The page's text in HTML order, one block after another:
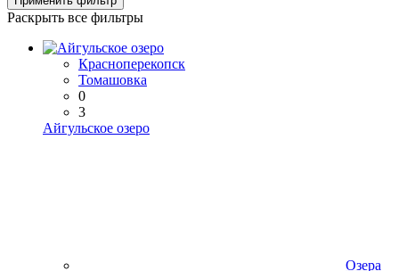
Раскрыть все фильтры
Красноперекопск
Томашовка
0
3
Айгульское озеро
Озера